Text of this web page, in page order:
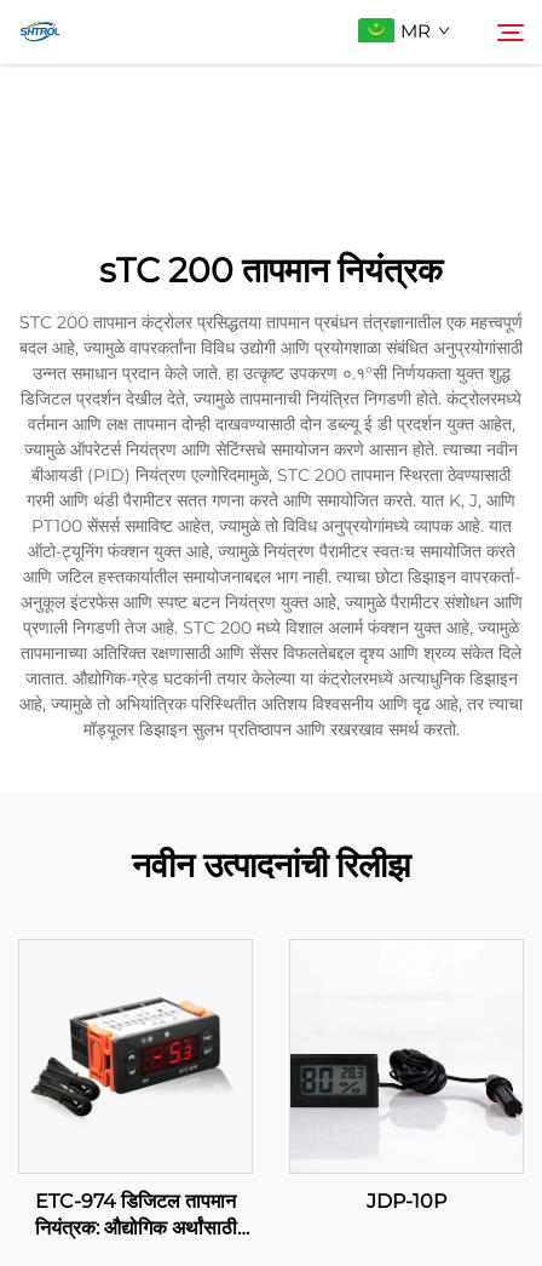
MR
sTC 200 तापमान नियंत्रक
STC 200 तापमान कंट्रोलर प्रसिद्धतया तापमान प्रबंधन तंत्रज्ञानातील एक महत्त्वपूर्ण
बदल आहे, ज्यामुळे वापरकर्तांना विविध उद्योगी आणि प्रयोगशाळा संबंधित अनुप्रयोगांसाठी
उन्नत समाधान प्रदान केले जाते. हा उत्कृष्ट उपकरण ०.१°सी निर्णयकता युक्त शुद्ध
डिजिटल प्रदर्शन देखील देते, ज्यामुळे तापमानाची नियंत्रित निगडणी होते. कंट्रोलरमध्ये
वर्तमान आणि लक्ष तापमान दोन्ही दाखवण्यासाठी दोन डब्ल्यू ई डी प्रदर्शन युक्त आहेत,
ज्यामुळे ऑपरेटर्स नियंत्रण आणि सेटिंग्सचे समायोजन करणे आसान होते. त्याच्या नवीन
बीआयडी (PID) नियंत्रण एल्गोरिदमामुळे, STC 200 तापमान स्थिरता ठेवण्यासाठी
गरमी आणि थंडी पैरामीटर सतत गणना करते आणि समायोजित करते. यात K, J, आणि
PT100 सेंसर्स समाविष्ट आहेत, ज्यामुळे तो विविध अनुप्रयोगांमध्ये व्यापक आहे. यात
ऑटो-ट्यूनिंग फंक्शन युक्त आहे, ज्यामुळे नियंत्रण पैरामीटर स्वतःच समायोजित करते
आणि जटिल हस्तकार्यातील समायोजनाबद्दल भाग नाही. त्याचा छोटा डिझाइन वापरकर्ता-
अनुकूल इंटरफेस आणि स्पष्ट बटन नियंत्रण युक्त आहे, ज्यामुळे पैरामीटर संशोधन आणि
प्रणाली निगडणी तेज आहे. STC 200 मध्ये विशाल अलार्म फंक्शन युक्त आहे, ज्यामुळे
तापमानाच्या अतिरिक्त रक्षणासाठी आणि सेंसर विफलतेबद्दल दृश्य आणि श्रव्य संकेत दिले
जातात. औद्योगिक-ग्रेड घटकांनी तयार केलेल्या या कंट्रोलरमध्ये अत्याधुनिक डिझाइन
आहे, ज्यामुळे तो अभियांत्रिक परिस्थितीत अतिशय विश्वसनीय आणि दृढ आहे, तर त्याचा
मॉड्यूलर डिझाइन सुलभ प्रतिष्ठापन आणि रखरखाव समर्थ करतो.
नवीन उत्पादनांची रिलीझ
ETC-974 डिजिटल तापमान
नियंत्रक: औद्योगिक अर्थांसाठी
JDP-10P